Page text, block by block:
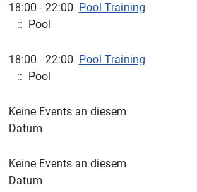
18:00 - 22:00 Pool Training
:: Pool
18:00 - 22:00 Pool Training
:: Pool
Keine Events an diesem
Datum
Keine Events an diesem
Datum